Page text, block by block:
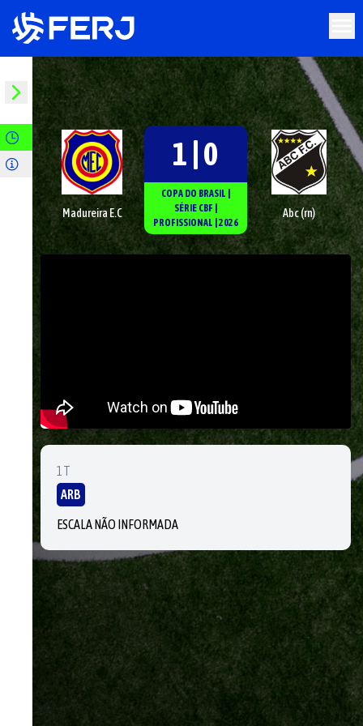
Madureira E.C
1 | 0
COPA DO BRASIL
SÉRIE CBF
PROFISSIONAL 2026
Abc (rn)
1T
ARB
ESCALA NÃO INFORMADA